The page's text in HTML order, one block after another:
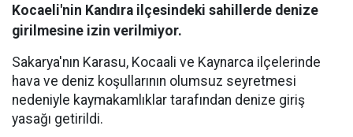
Kocaeli'nin Kandıra ilçesindeki sahillerde denize
girilmesine izin verilmiyor.
Sakarya'nın Karasu, Kocaali ve Kaynarca ilçelerinde
hava ve deniz koşullarının olumsuz seyretmesi
nedeniyle kaymakamlıklar tarafından denize giriş
yasağı getirildi.